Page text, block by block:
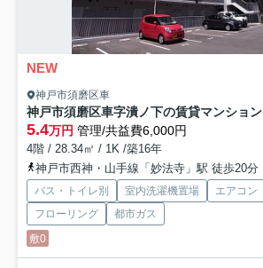
NEW
神戸市須磨区車
神戸市須磨区車字潰ノ下の賃貸マンション
5.4万円 管理/共益費6,000円
4階 / 28.34㎡ / 1K /築16年
神戸市西神・山手線「妙法寺」駅 徒歩20分
バス・トイレ別 室内洗濯機置場 エアコン
フローリング
都市ガス
敷0